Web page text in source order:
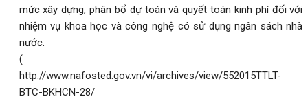
mức xây dựng, phân bổ dự toán và quyết toán kinh phí đối với
nhiệm vụ khoa học và công nghệ có sử dụng ngân sách nhà
nước.
(
http://www.nafosted.gov.vn/vi/archives/view/552015TTLT-
BTC-BKHCN-28/